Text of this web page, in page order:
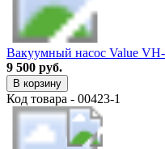
Вакуумный насос Value
9 500 руб.
В корзину
Код товара - 00423-1